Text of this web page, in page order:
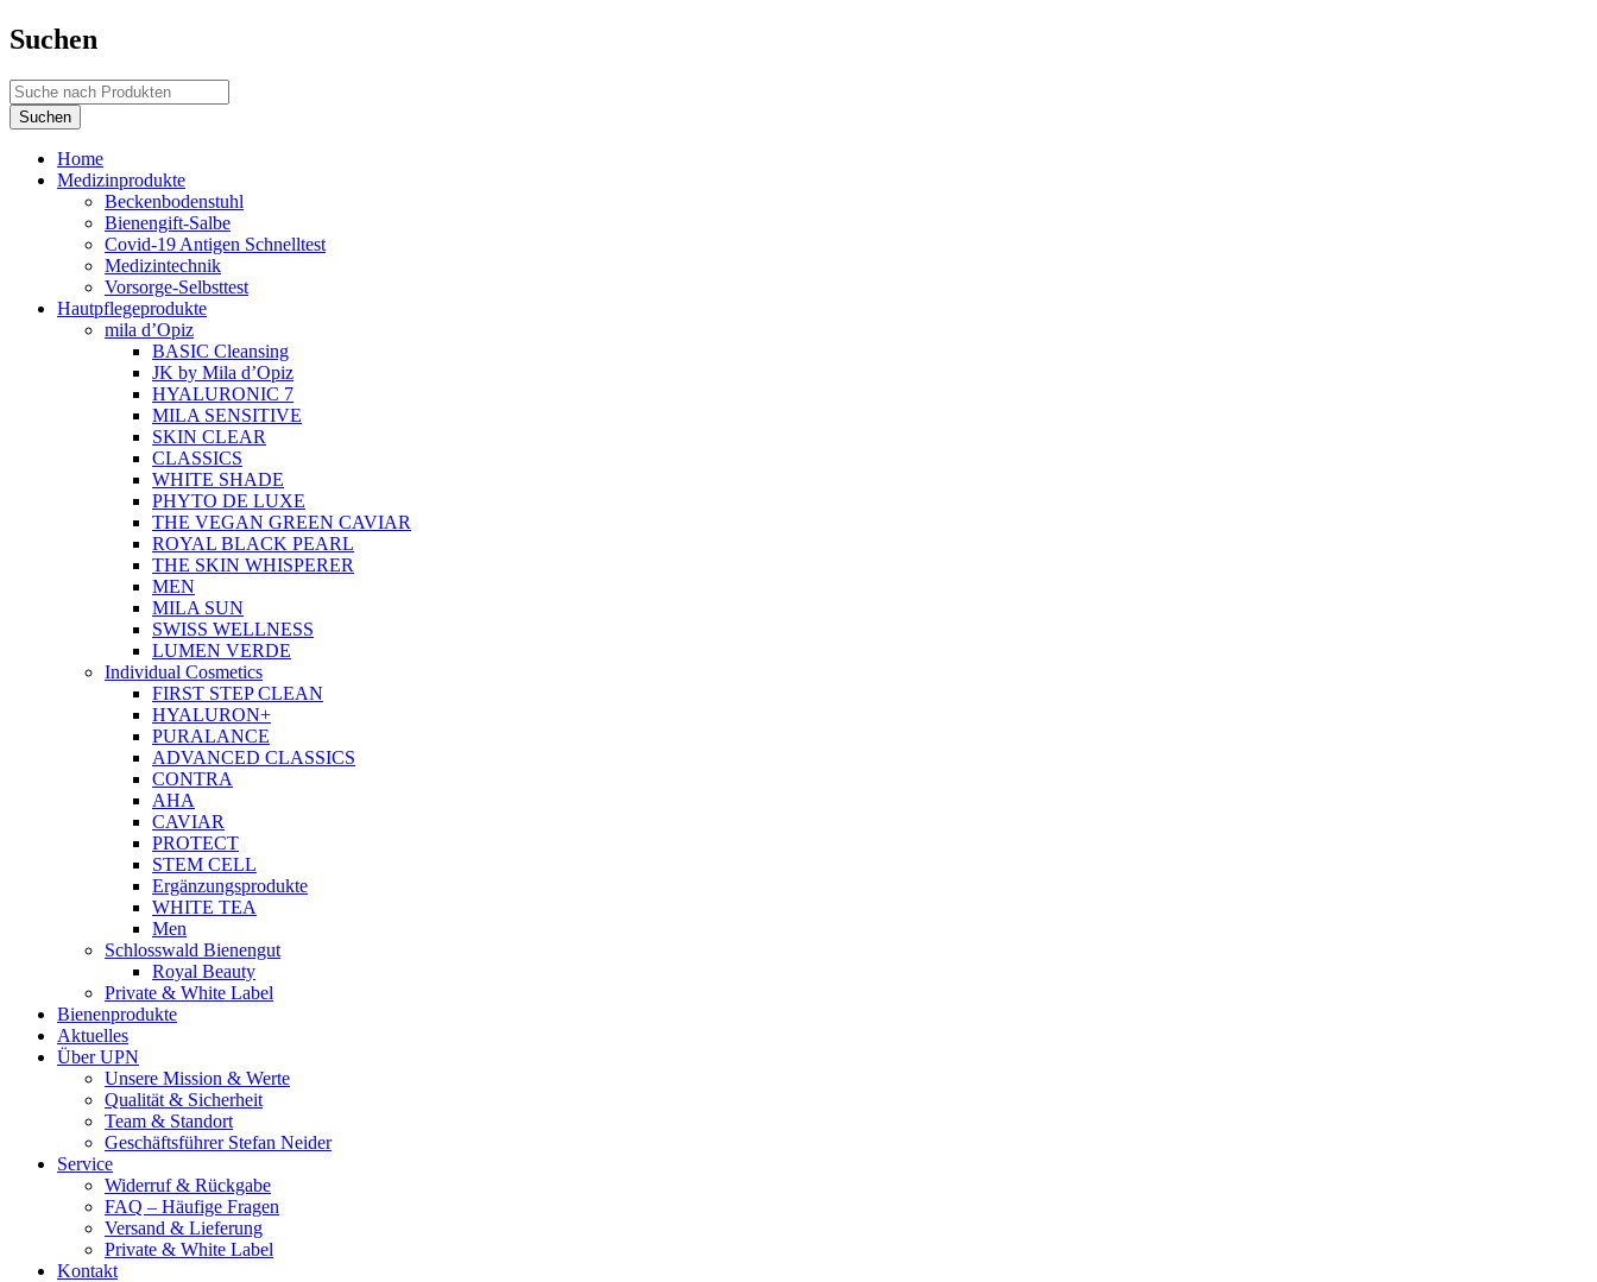
Suchen
Home
Medizinprodukte
Beckenbodenstuhl
Bienengift-Salbe
Covid-19 Antigen Schnelltest
Medizintechnik
Vorsorge-Selbsttest
Hautpflegeprodukte
mila d’Opiz
BASIC Cleansing
JK by Mila d’Opiz
HYALURONIC 7
MILA SENSITIVE
SKIN CLEAR
CLASSICS
WHITE SHADE
PHYTO DE LUXE
THE VEGAN GREEN CAVIAR
ROYAL BLACK PEARL
THE SKIN WHISPERER
MEN
MILA SUN
SWISS WELLNESS
LUMEN VERDE
Individual Cosmetics
FIRST STEP CLEAN
HYALURON+
PURALANCE
ADVANCED CLASSICS
CONTRA
AHA
CAVIAR
PROTECT
STEM CELL
Ergänzungsprodukte
WHITE TEA
Men
Schlosswald Bienengut
Royal Beauty
Private & White Label
Bienenprodukte
Aktuelles
Über UPN
Unsere Mission & Werte
Qualität & Sicherheit
Team & Standort
Geschäftsführer Stefan Neider
Service
Widerruf & Rückgabe
FAQ – Häufige Fragen
Versand & Lieferung
Private & White Label
Kontakt